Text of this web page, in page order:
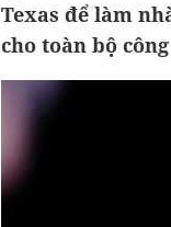
Texas để làm
cho toàn bộ